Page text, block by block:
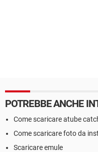
POTREBBE ANCHE
Come scaricare atube
Come scaricare foto da
Scaricare emule